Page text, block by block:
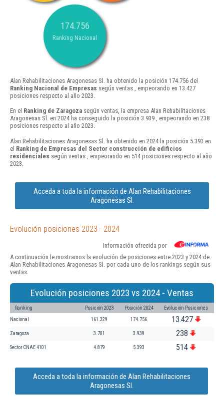
174.756
Ranking Nacional
Alan Rehabilitaciones Aragonesas Sl. ha obtenido la posición 174.756 del
Ranking Nacional de Empresas según ventas , empeorando en 13.427
posiciones respecto al año 2023.
En el Ranking de Zaragoza según ventas, la empresa Alan Rehabilitaciones
Aragonesas Sl. en 2024 ha conseguido la posición 3.939 , empeorando en 238
posiciones respecto al año 2023.
Alan Rehabilitaciones Aragonesas Sl. ha obtenido en 2024 la posición 5.393 en
el Ranking de Empresas del Sector construcción de edificios
residenciales según ventas , empeorando en 514 posiciones respecto al año
2023.
Acceda a toda la información de Alan Rehabilitaciones
Aragonesas Sl.
Evolución posiciones 2023 - 2024
Información ofrecida por
A continuación le mostramos la evolución de posiciones entre 2023 y 2024 de
Alan Rehabilitaciones Aragonesas Sl. por cada uno de los rankings según sus
ventas:
Evolución posiciones 2023 vs 2024 - Ventas
Ranking Posición 2023 Posición 2024 Evolución Posiciones
Nacional 161.329 174.756 13.427
Zaragoza 3.701 3.939 238
Sector CNAE 4101 4.879 5.393 514
Acceda a toda la información de Alan Rehabilitaciones
Aragonesas Sl.